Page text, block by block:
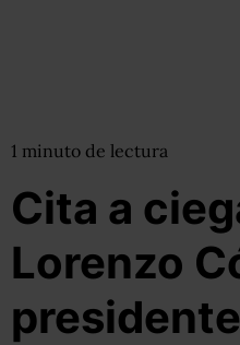
1 minuto de lectura
Cita a
Lorenzo